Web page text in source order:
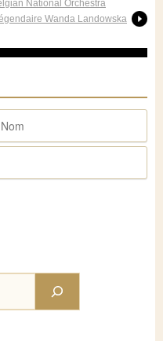
National Orchestra
Wanda Landowska